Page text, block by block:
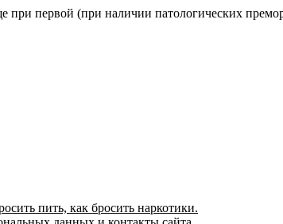
при первой (при наличии патологических
пить, как бросить наркотики.